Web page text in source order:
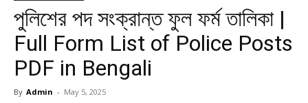
পুলিশের পদ সংক্রান্ত ফুল ফর্ম তালিকা |
Full Form List of Police Posts
PDF in Bengali
By Admin - May 5, 2025